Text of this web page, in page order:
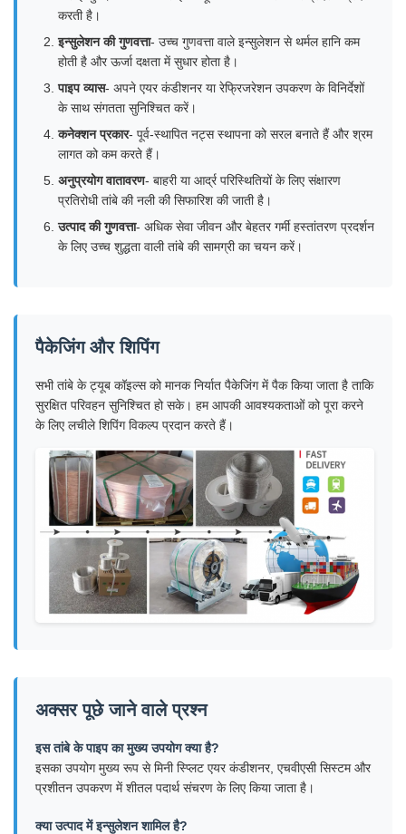
करती है।
इन्सुलेशन की गुणवत्ता- उच्च गुणवत्ता वाले इन्सुलेशन से थर्मल हानि कम
होती है और ऊर्जा दक्षता में सुधार होता है।
पाइप व्यास- अपने एयर कंडीशनर या रेफ्रिजरेशन उपकरण के विनिर्देशों
के साथ संगतता सुनिश्चित करें।
कनेक्शन प्रकार- पूर्व-स्थापित नट्स स्थापना को सरल बनाते हैं और श्रम
लागत को कम करते हैं।
अनुप्रयोग वातावरण- बाहरी या आर्द्र परिस्थितियों के लिए संक्षारण
प्रतिरोधी तांबे की नली की सिफारिश की जाती है।
उत्पाद की गुणवत्ता- अधिक सेवा जीवन और बेहतर गर्मी हस्तांतरण प्रदर्शन
के लिए उच्च शुद्धता वाली तांबे की सामग्री का चयन करें।
पैकेजिंग और शिपिंग
सभी तांबे के ट्यूब कॉइल्स को मानक निर्यात पैकेजिंग में पैक किया जाता है ताकि
सुरक्षित परिवहन सुनिश्चित हो सके। हम आपकी आवश्यकताओं को पूरा करने
के लिए लचीले शिपिंग विकल्प प्रदान करते हैं।
अक्सर पूछे जाने वाले प्रश्न
इस तांबे के पाइप का मुख्य उपयोग क्या है?
इसका उपयोग मुख्य रूप से मिनी स्प्लिट एयर कंडीशनर, एचवीएसी सिस्टम और
प्रशीतन उपकरण में शीतल पदार्थ संचरण के लिए किया जाता है।
क्या उत्पाद में इन्सुलेशन शामिल है?